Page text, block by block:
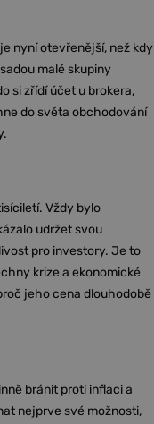
nyní otevřenější, než kdy
malé skupiny
si zřídí účet u brokera,
do světa obchodování
Vždy bylo
udržet svou
pro investory. Je to
krize a ekonomické
jeho cena dlouhodobě
bránit proti inflaci a
nejprve své možnosti,